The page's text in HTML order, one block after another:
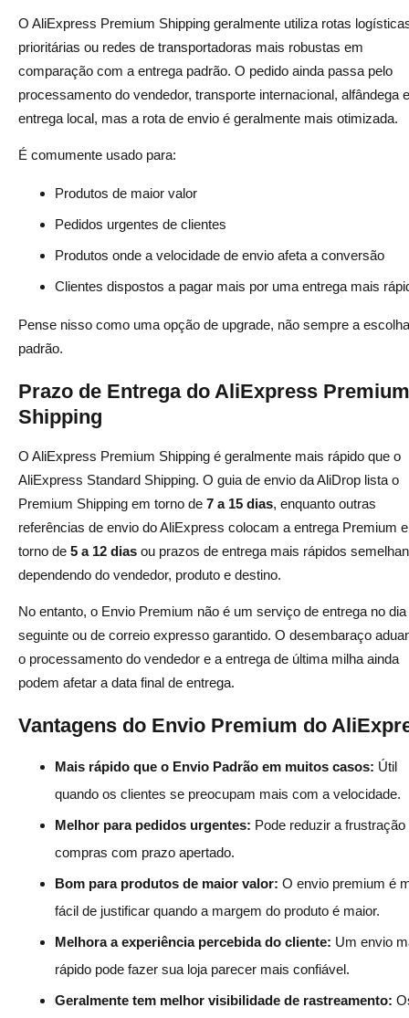
O AliExpress Premium Shipping geralmente utiliza rotas
prioritárias ou redes de transportadoras mais robustas em
comparação com a entrega padrão. O pedido ainda passa pelo
processamento do vendedor, transporte internacional, alfândega e
entrega local, mas a rota de envio é geralmente mais otimizada.
É comumente usado para:
Produtos de maior valor
Pedidos urgentes de clientes
Produtos onde a velocidade de envio afeta a conversão
Clientes dispostos a pagar mais por uma entrega mais
Pense nisso como uma opção de upgrade, não sempre a escolha
padrão.
Prazo de Entrega do AliExpress Premium
Shipping
O AliExpress Premium Shipping é geralmente mais rápido que o
AliExpress Standard Shipping. O guia de envio da AliDrop lista o
Premium Shipping em torno de 7 a 15 dias, enquanto outras
referências de envio do AliExpress colocam a entrega Premium
torno de 5 a 12 dias ou prazos de entrega mais rápidos
dependendo do vendedor, produto e destino.
No entanto, o Envio Premium não é um serviço de entrega no dia
seguinte ou de correio expresso garantido. O desembaraço
o processamento do vendedor e a entrega de última milha ainda
podem afetar a data final de entrega.
Vantagens do Envio Premium do
Mais rápido que o Envio Padrão em muitos casos: Útil
quando os clientes se preocupam mais com a velocidade.
Melhor para pedidos urgentes: Pode reduzir a frustração
compras com prazo apertado.
Bom para produtos de maior valor: O envio premium é
fácil de justificar quando a margem do produto é maior.
Melhora a experiência percebida do cliente: Um envio
rápido pode fazer sua loja parecer mais confiável.
Geralmente tem melhor visibilidade de rastreamento: